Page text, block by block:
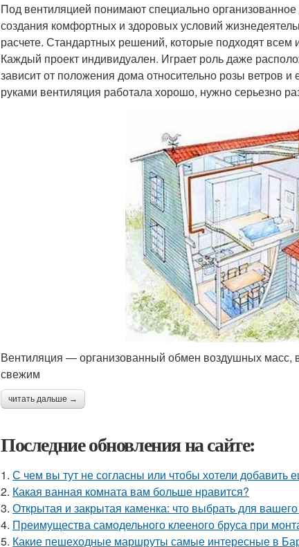
Под вентиляцией понимают специально
создания комфортных и здоровых условий
расчете. Стандартных решений, которые подходят всем
Каждый проект индивидуален. Играет роль даже
зависит от положения дома относительно розы ветров
руками вентиляция работала хорошо, нужно серьезно
Вентиляция — организованный обмен воздушных масс,
свежим
читать дальше →
Последние обновления на сайте:
1. С чем вы тут не согласны или чтобы хотели добавить
2. Какая ванная комната вам больше нравится?
3. Открытая и закрытая каменка: что выбрать для
4. Преимущества самодельного клееного бруса при
5. Какие пешеходные маршруты самые интересные в